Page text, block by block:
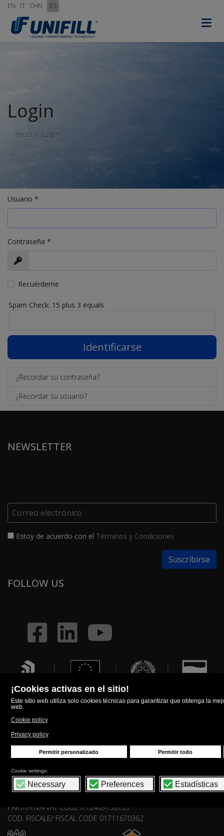
EN IT CHN ES
≡
Login
Inicio Login
Usuario *
Contraseña *
Mostrar
Recuérdeme
Spam Check: 15 plus 3 equals
Identificarse
¿Recordar su contraseña?
¿Recordar su usuario?
NEWSLETTER
Estoy de acuerdo con el Términos y Condiciones
FOLLOW US
UNIFILL S.r.l.
via Aldo Moro, 68-74-80 41030 Bomporto (MO) - Italy
E-MAIL :sales.dept@unifill.it
REG. IMP./ COMPANY REGISTRATION: MO01711670362
PARTITA IVA/VAT CODE IT12409130155
COD. FISCALE/ FISCAL CODE 01711670362